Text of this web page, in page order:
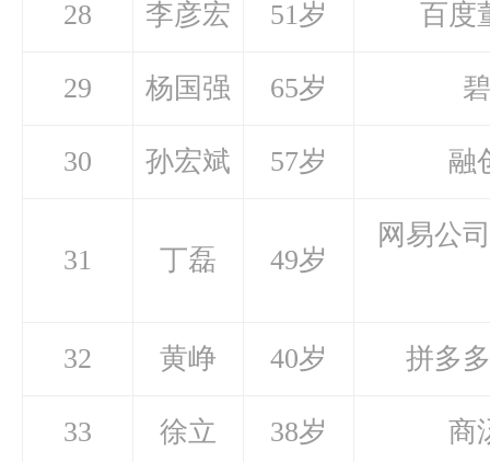
28 李彦宏 51岁 百度
29 杨国强 65岁
30 孙宏斌 57岁 融
31 丁磊 49岁
网易公
32 黄峥 40岁 拼多
33 徐立 38岁 商